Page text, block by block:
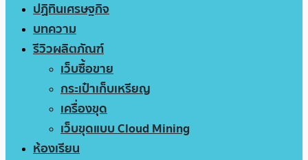
ปฏิทินเศรษฐกิจ
บทความ
รีวิวผลิตภัณฑ์
เว็บซื้อขาย
กระเป๋าเก็บเหรียญ
เครื่องขุด
เว็บขุดแบบ Cloud Mining
ห้องเรียน